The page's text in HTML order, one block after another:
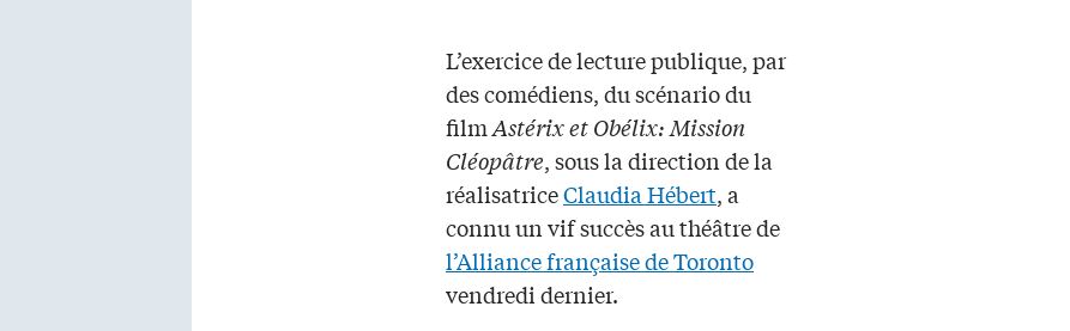
L’exercice de lecture publique, par
des comédiens, du scénario du
filmAstérix et Obélix: Mission
Cléopâtre, sous la direction de la
réalisatriceClaudia Hébert, a
connu un vif succès au théâtre de
l’Alliance française de Toronto
vendredi dernier.